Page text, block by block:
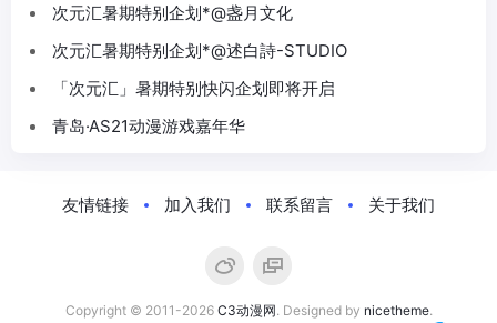
次元汇暑期特别企划*@盏月文化
次元汇暑期特别企划*@述白詩-STUDIO
「次元汇」暑期特别快闪企划即将开启
青岛·AS21动漫游戏嘉年华
友情链接 加入我们 联系留言 关于我们
Copyright © 2011-2026 C3动漫网. Designed by nicetheme.